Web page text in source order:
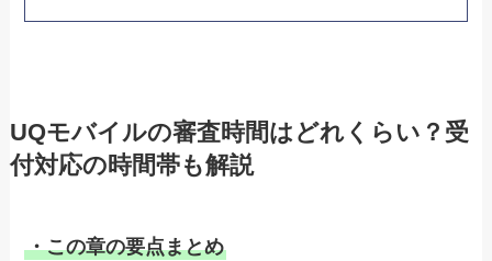
UQモバイルの審査時間はどれくらい？受
付対応の時間帯も解説
・この章の要点まとめ